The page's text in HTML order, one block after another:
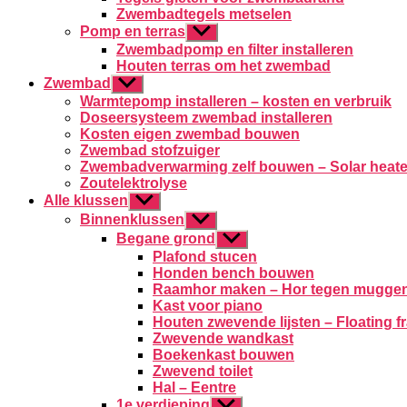
Zwembadtegels metselen
Pomp en terras Toon
submenu
Zwembadpomp en filter installeren
Houten terras om het zwembad
Zwembad
Toon
submenu
Warmtepomp installeren – kosten en verbruik
Doseersysteem zwembad installeren
Kosten eigen zwembad bouwen
Zwembad stofzuiger
Zwembadverwarming zelf bouwen – Solar
Zoutelektrolyse
Alle klussen Toon
submenu
Binnenklussen Toon
submenu
Begane grond
Toon
submenu
Plafond stucen
Honden bench bouwen
Raamhor maken – Hor tegen
Kast voor piano
Houten zwevende lijsten – Floating
Zwevende wandkast
Boekenkast bouwen
Zwevend toilet
Hal – Eentre